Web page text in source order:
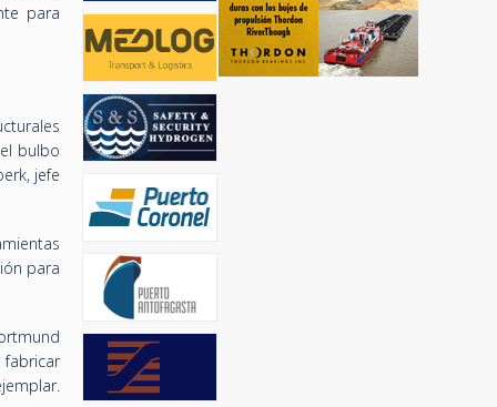
para
bulbo
jefe
para
fabricar